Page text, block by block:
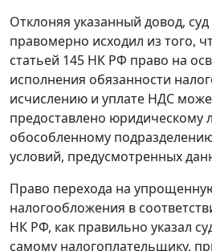
Отклоняя указанный довод,
правомерно исходил из того,
статьей 145 НК РФ право на
исполнения обязанности
исчислению и уплате НДС
предоставлено юридическому
обособленному
условий, предусмотренных
Право перехода на
налогообложения в
НК РФ, как правильно указал
самому налогоплательщику,